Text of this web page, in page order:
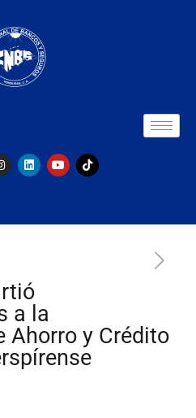
a la
Ahorro y Crédito